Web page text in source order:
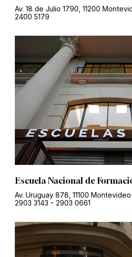
Av. 18 de Julio 1790, 11200
2400 5179
Escuela Nacional de
Av. Uruguay 878, 11100 Montevideo
2903 3143 - 2903 0661